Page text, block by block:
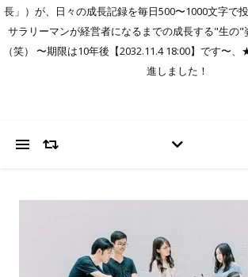
長」）が、日々の成長記録を毎日500〜1000文字で
サラリーマンが経営者になるまでの成長する"生の
（笑） 〜期限は10年後【2032.11.4 18:00】です〜
進しました！